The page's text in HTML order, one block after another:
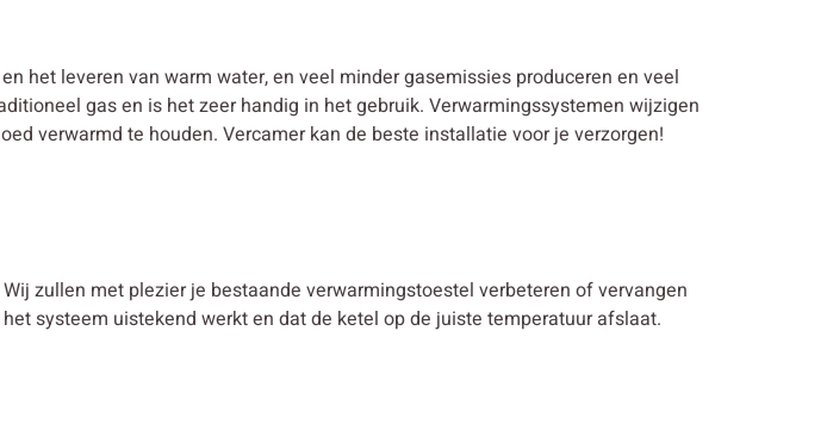
het leveren van warm water, en veel minder gasemissies produceren en veel
gas en is het zeer handig in het gebruik. Verwarmingssystemen wijzigen
verwarmd te houden. Vercamer kan de beste installatie voor je verzorgen!
zullen met plezier je bestaande verwarmingstoestel verbeteren of vervangen
systeem uistekend werkt en dat de ketel op de juiste temperatuur afslaat.